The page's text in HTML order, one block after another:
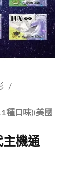
種口味)(美國
機通